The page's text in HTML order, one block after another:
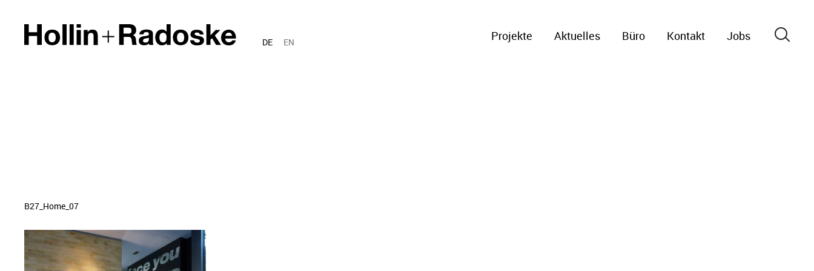
DE EN Projekte Aktuelles Büro Kontakt Jobs
B27_Home_07